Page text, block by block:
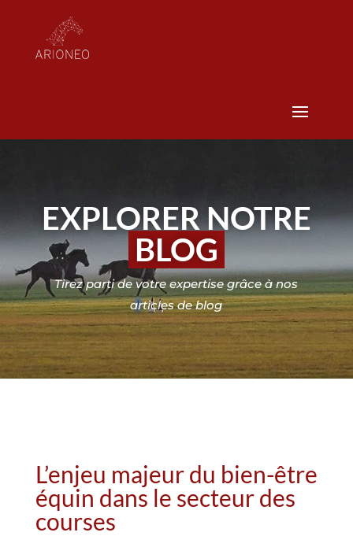
EXPLORER NOTRE
BLOG
Tirez parti de votre expertise grâce à nos
articles de blog
L’enjeu majeur du bien-être
équin dans le secteur des
courses